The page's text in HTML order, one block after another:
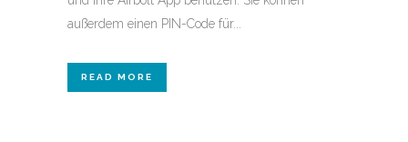
außerdem einen PIN-Code für...
READ MORE